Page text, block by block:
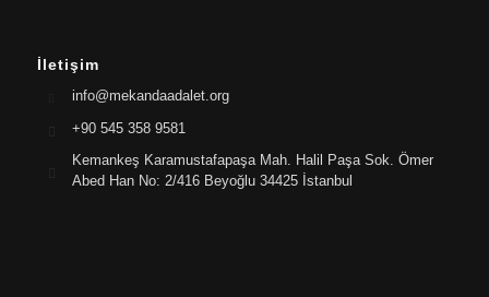
İletişim
info@mekandaadalet.org
+90 545 358 9581
Kemankeş Karamustafapaşa Mah. Halil Paşa Sok. Ömer
Abed Han No: 2/416 Beyoğlu 34425 İstanbul